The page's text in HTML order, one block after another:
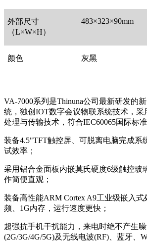
外部尺寸
（L×W×H）
483×323×90mm
颜色 灰黑
VA-7000系列是Thinuna公司最新研发的
统，独创IOT数字会议物联系统技术，采
处理与传输技术，符合IEC60065国际标准
装备4.5"TFT触控屏、可脱离电脑完成系
试效率；
采用铝合金面板内嵌莫氏硬度6级触控玻
作简便直观；
装备高性能ARM Cortex A9工业级嵌入式
频、1G内存，运行速度更快；
超强抗手机干扰能力，来电时绝不产生
(2G/3G/4G/5G)及无线电波(RF)、蓝牙、